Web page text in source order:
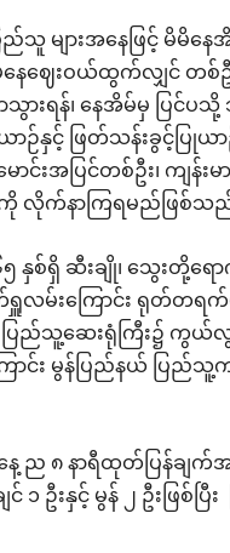
သူ များအနေဖြင့် မိမိ
နေဈေးဝယ်ထွက်လျှင် တစ်
းရန်၊ နေအိမ်မှ ပြင်ပသို့
ာဉ်နှင့် ဖြတ်သန်းခွင့်ပ
င်းအပြင်တစ်ဦး၊ ကျန်
ကို လိုက်နာကြရမည်ဖြစ်သ
စ်ရှိ ဆီးချို၊ သွေးတို့ရေ
မ်းကြောင်း ရုတ်တရက်ပ
ည်သူ့ဆေးရုံကြီး၌ ကွယ်လွ
ာင်း မွန်ပြည်နယ် ပြည်သူ့
ည ၈ နာရီထုတ်ပြန်ချ
င် ၁ ဦးနှင့် မွန် ၂ ဦးဖြစ်